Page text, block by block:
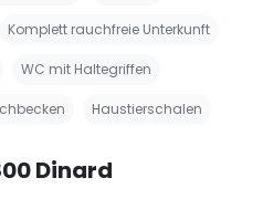
Komplett rauchfreie Unterkunft
WC mit Haltegriffen
Haustierschalen
Dinard